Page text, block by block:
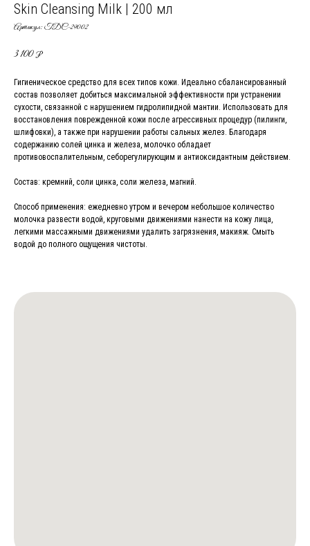
Skin Cleansing Milk | 200 мл
Артикул: TDC-29002
3 100 ₽
Гигиеническое средство для всех типов кожи. Идеально сбалансированный
состав позволяет добиться максимальной эффективности при устранении
сухости, связанной с нарушением гидролипидной мантии. Использовать для
восстановления поврежденной кожи после агрессивных процедур (пилинги,
шлифовки), а также при нарушении работы сальных желез. Благодаря
содержанию солей цинка и железа, молочко обладает
противовоспалительным, себорегулирующим и антиоксидантным действием.
Состав: кремний, соли цинка, соли железа, магний.
Способ применения: ежедневно утром и вечером небольшое количество
молочка развести водой, круговыми движениями нанести на кожу лица,
легкими массажными движениями удалить загрязнения, макияж. Смыть
водой до полного ощущения чистоты.